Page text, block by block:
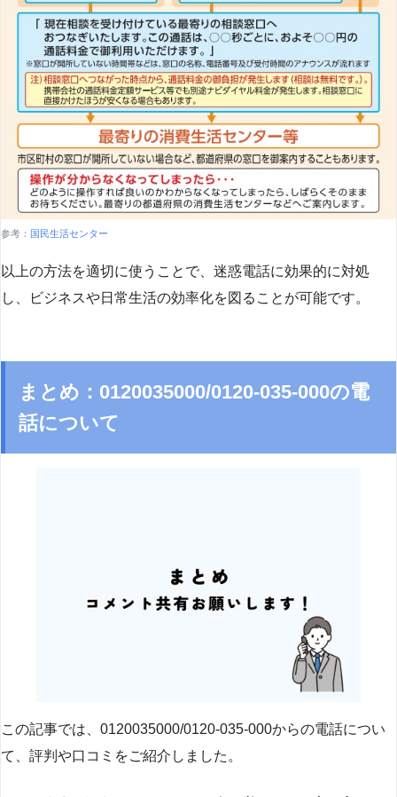
参考： 国民生活センター
以上の方法を適切に使うことで、迷惑電話に効果的に対処
し、ビジネスや日常生活の効率化を図ることが可能です。
まとめ：0120035000/0120-035-000の電
話について
この記事では、0120035000/0120-035-000からの電話につい
て、評判や口コミをご紹介しました。